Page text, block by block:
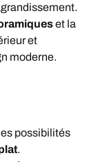
et la
et
moderne.
possibilités
.